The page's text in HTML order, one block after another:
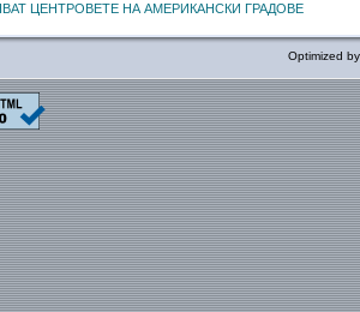
ЦЕНТРОВЕТЕ НА АМЕРИКАНСКИ ГРАДОВЕ
Optimized by